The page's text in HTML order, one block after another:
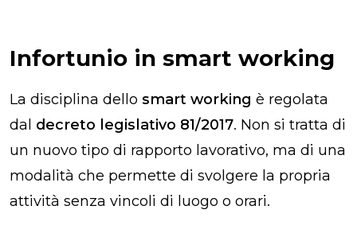
Infortunio in smart working
La disciplina dello smart working è regolata
dal decreto legislativo 81/2017. Non si tratta di
un nuovo tipo di rapporto lavorativo, ma di una
modalità che permette di svolgere la propria
attività senza vincoli di luogo o orari.